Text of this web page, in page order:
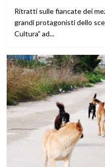
Ritratti sulle fiancate dei
grandi protagonisti dello
Cultura” ad...